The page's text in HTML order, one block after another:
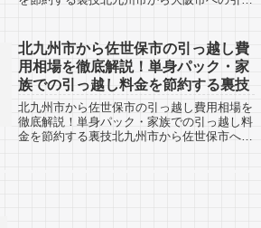
市から関西の大阪市までは約540kmとか...
北九州市から佐世保市の引っ越し費
用相場を徹底解説！単身パック・家
族での引っ越し料金を節約する裏技
北九州市から佐世保市の引っ越し費用相場を
徹底解説！単身パック・家族での引っ越し料
金を節約する裏技北九州市から佐世保市への